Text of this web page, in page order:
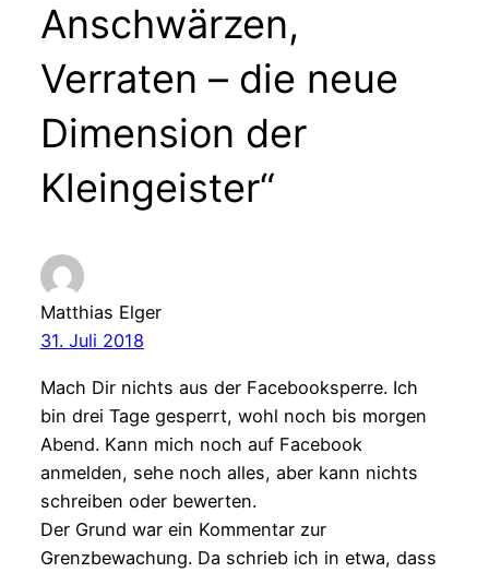
Anschwärzen,
Verraten – die neue
Dimension der
Kleingeister“
Matthias Elger
31. Juli 2018
Mach Dir nichts aus der Facebooksperre. Ich
bin drei Tage gesperrt, wohl noch bis morgen
Abend. Kann mich noch auf Facebook
anmelden, sehe noch alles, aber kann nichts
schreiben oder bewerten.
Der Grund war ein Kommentar zur
Grenzbewachung. Da schrieb ich in etwa, dass